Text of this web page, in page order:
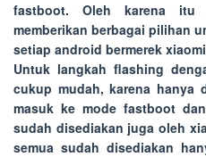
fastboot. Oleh karena
memberikan berbagai pilihan
setiap android bermerek
Untuk langkah flashing
cukup mudah, karena hanya
masuk ke mode fastboot
sudah disediakan juga oleh
semua sudah disediakan